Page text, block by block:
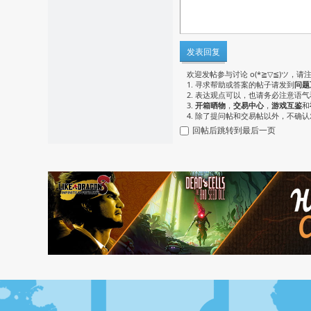
发表回复
欢迎发帖参与讨论 o(*≧▽≦)ツ，请
1. 寻求帮助或答案的帖子请发到问
2. 表达观点可以，也请务必注意语
3. 开箱晒物 ， 交易中心， 游戏互鉴和
4. 除了提问帖和交易帖以外，不确
回帖后跳转到最后一页